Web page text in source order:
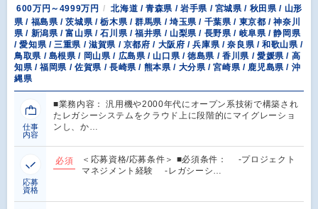
600万円～4999万円
北海道 / 青森県 / 岩手県 / 宮城県 / 秋田県 / 山形
県 / 福島県 / 茨城県 / 栃木県 / 群馬県 / 埼玉県 / 千葉県 / 東京都 / 神奈川
県 / 新潟県 / 富山県 / 石川県 / 福井県 / 山梨県 / 長野県 / 岐阜県 / 静岡県
/ 愛知県 / 三重県 / 滋賀県 / 京都府 / 大阪府 / 兵庫県 / 奈良県 / 和歌山県 /
鳥取県 / 島根県 / 岡山県 / 広島県 / 山口県 / 徳島県 / 香川県 / 愛媛県 / 高
知県 / 福岡県 / 佐賀県 / 長崎県 / 熊本県 / 大分県 / 宮崎県 / 鹿児島県 / 沖
縄県
仕事
内容
■業務内容： 汎用機や2000年代にオープン系技術で構築され
たレガシーシステムをクラウド上に段階的にマイグレーショ
ンし、か…
応募
資格
必須
＜応募資格/応募条件＞ ■必須条件： -プロジェクト
マネジメント経験 -レガシーシ…